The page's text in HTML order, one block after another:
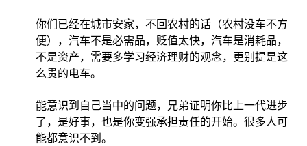
你们已经在城市安家，不回农村的话（农村没车不方
便），汽车不是必需品，贬值太快，汽车是消耗品，
不是资产，需要多学习经济理财的观念，更别提是这
么贵的电车。
能意识到自己当中的问题，兄弟证明你比上一代进步
了，是好事，也是你变强承担责任的开始。很多人可
能都意识不到。